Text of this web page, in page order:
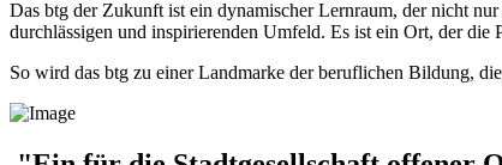
Das btg der Zukunft ist ein dynamischer Lernraum, der nicht
durchlässigen und inspirierenden Umfeld. Es ist ein Ort, der
So wird das btg zu einer Landmarke der beruflichen Bildung,